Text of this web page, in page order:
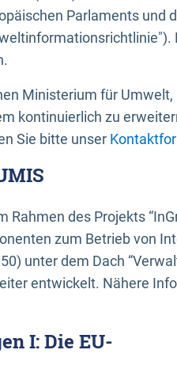
Parlaments und
Ministerium für
kontinuierlich zu
Sie bitte unser
des Projekts
zum Betrieb von
unter dem Dach
entwickelt. Nähere
I: Die EU-